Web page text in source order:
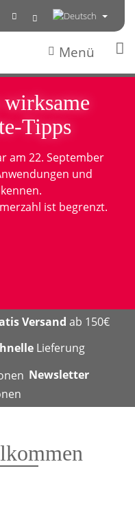
Menü
wirksame
Tipps
am 22. September
und
ist begrenzt.
Versand ab 150€
Lieferung
Newsletter